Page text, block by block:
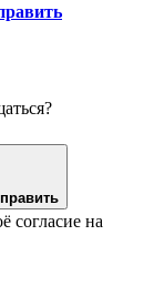
согласие на